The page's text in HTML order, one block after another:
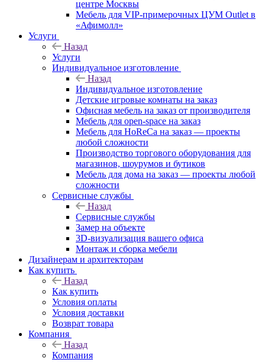
центре Москвы
Мебель для VIP-примерочных ЦУМ Outlet в
«Афимолл»
Услуги
Назад
Услуги
Индивидуальное изготовление
Назад
Индивидуальное изготовление
Детские игровые комнаты на заказ
Офисная мебель на заказ от производителя
Мебель для open-space на заказ
Мебель для HoReCa на заказ — проекты
любой сложности
Производство торгового оборудования для
магазинов, шоурумов и бутиков
Мебель для дома на заказ — проекты любой
сложности
Сервисные службы
Назад
Сервисные службы
Замер на объекте
3D-визуализация вашего офиса
Монтаж и сборка мебели
Дизайнерам и архитекторам
Как купить
Назад
Как купить
Условия оплаты
Условия доставки
Возврат товара
Компания
Назад
Компания